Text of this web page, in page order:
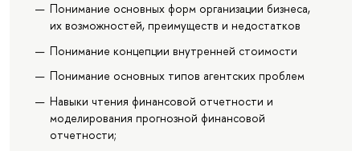
Понимание основных форм организации бизнеса,
их возможностей, преимуществ и недостатков
Понимание концепции внутренней стоимости
Понимание основных типов агентских проблем
Навыки чтения финансовой отчетности и
моделирования прогнозной финансовой
отчетности;